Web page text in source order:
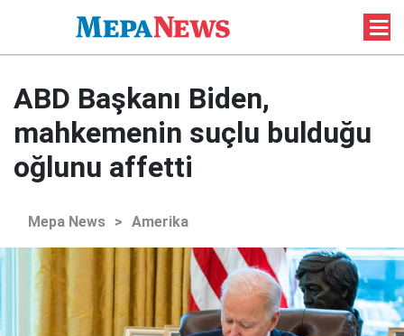
ABD Başkanı Biden,
mahkemenin suçlu bulduğu
oğlunu affetti
Mepa News > Amerika